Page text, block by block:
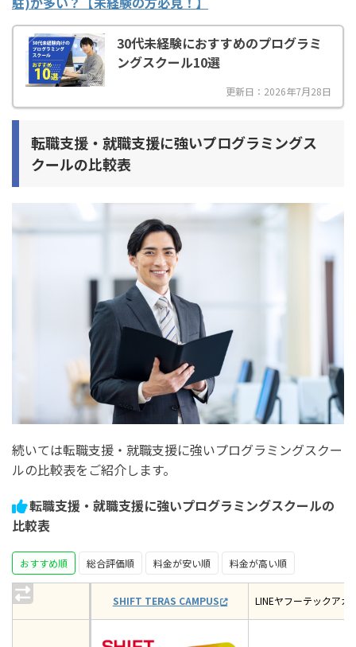
30代未経験におすすめのプログラミ
ングスクール10選
更新日：2026年7月28日
転職支援・就職支援に強いプログラミングス
クールの比較表
続いては転職支援・就職支援に強いプログラミングスクー
ルの比較表をご紹介します。
転職支援・就職支援に強いプログラミングスクールの
比較表
おすすめ順 総合評価順 料金が安い順 料金が高い順
SHIFT TERAS CAMPUS LINEヤフーテックアカ